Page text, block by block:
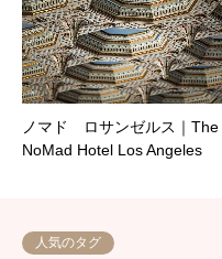
ノマド ロサンゼルス｜The
NoMad Hotel Los Angeles
人気のタグ